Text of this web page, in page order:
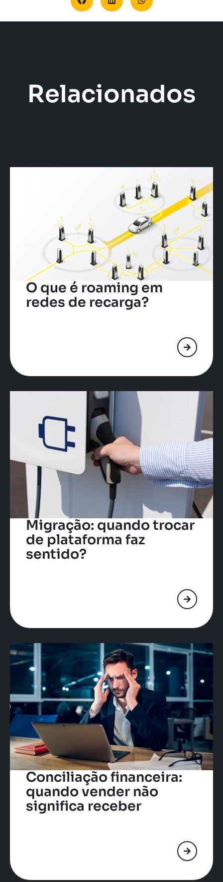
Relacionados
O que é roaming em
redes de recarga?
Migração: quando trocar
de plataforma faz
sentido?
Conciliação financeira:
quando vender não
significa receber